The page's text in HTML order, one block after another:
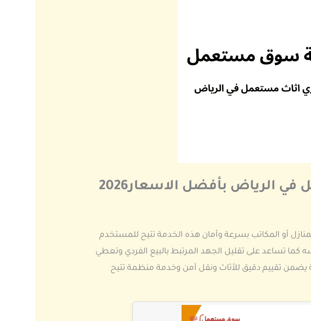
بأفضل الاسعار2026
أو المكاتب بسرعة وأمان هذه الخدمة تتيح للمستخدم
تساعد على تقليل الجهد المرتبط بالبيع الفردي وتعطي
يضمن تقييم دقيق للأثاث ونقل آمن وخدمة منظمة تتيح